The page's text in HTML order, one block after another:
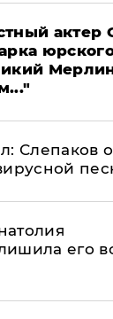
актер
Слепаков
его